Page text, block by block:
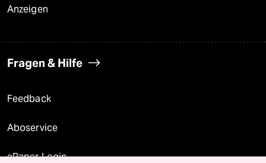
Anzeigen
Fragen & Hilfe
Feedback
Aboservice
ePaper Login